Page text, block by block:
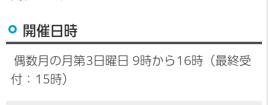
開催日時
偶数月の月第3日曜日 9時から16時（最終受
付：15時）